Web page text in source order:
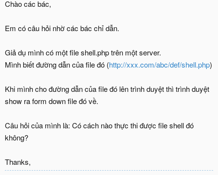
Chào các bác,
Em có câu hỏi nhờ các bác chỉ dẫn.
Giả dụ mình có một file shell.php trên một server.
Mình biết đường dẫn của file đó (http://xxx.com/abc/def/shell.php)
Khi mình cho đường dẫn của file đó lên trình duyệt thì trình duyệt
show ra form down file đó về.
Câu hỏi của mình là: Có cách nào thực thi được file shell đó
không?
Thanks,